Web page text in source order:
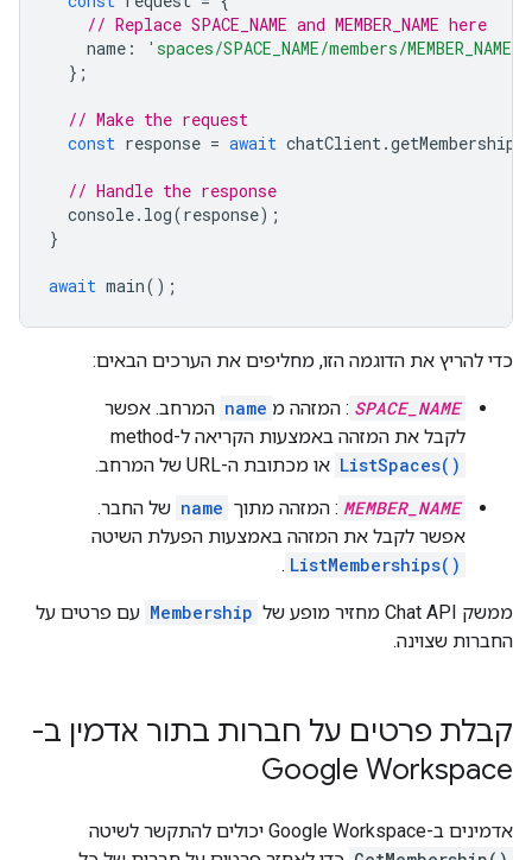
// Replace SPACE_NAME and MEMBER_NAME here
name : 'spaces/SPACE_NAME/members/MEMBER_NAME'
};
// Make the request
const response = await chatClient.getMembership
// Handle the response
console. log(response);
}
await main();
כדי להריץ את הדוגמה הזו, מחליפים את הערכים הבאים:
SPACE_NAME : המזהה מ name המרחב. אפשר
לקבל את המזהה באמצעות הקריאה ל-method‏
ListSpaces() או מכתובת ה-URL של המרחב.
MEMBER_NAME : המזהה מתוך name של החבר.
אפשר לקבל את המזהה באמצעות הפעלת השיטה
ListMemberships()
.
ממשק Chat API מחזיר מופע של Membership עם פרטים על
החברות שצוינה.
קבלת פרטים על חברות בתור אדמין ב-
Google Workspace
אדמינים ב-Google Workspace יכולים להתקשר לשיטה